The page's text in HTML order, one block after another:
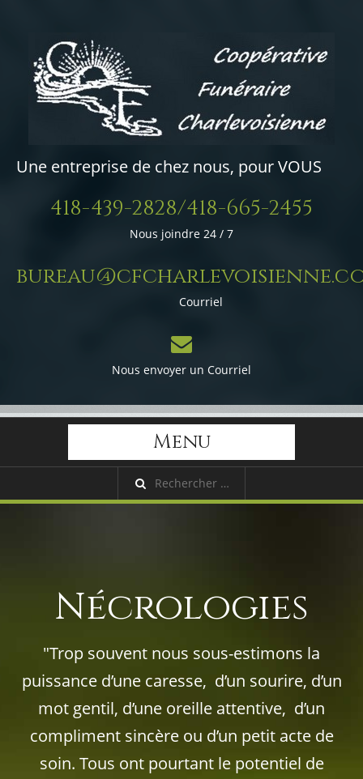
Une entreprise de chez nous, pour VOUS
418-439-2828/418-665-2455
Nous joindre 24 / 7
Courriel
Nous envoyer un Courriel
Menu
Nécrologies
"Trop souvent nous sous-estimons la
puissance d’une caresse, d’un sourire, d’un
mot gentil, d’une oreille attentive, d’un
compliment sincère ou d’un petit acte de
soin. Tous ont pourtant le potentiel de